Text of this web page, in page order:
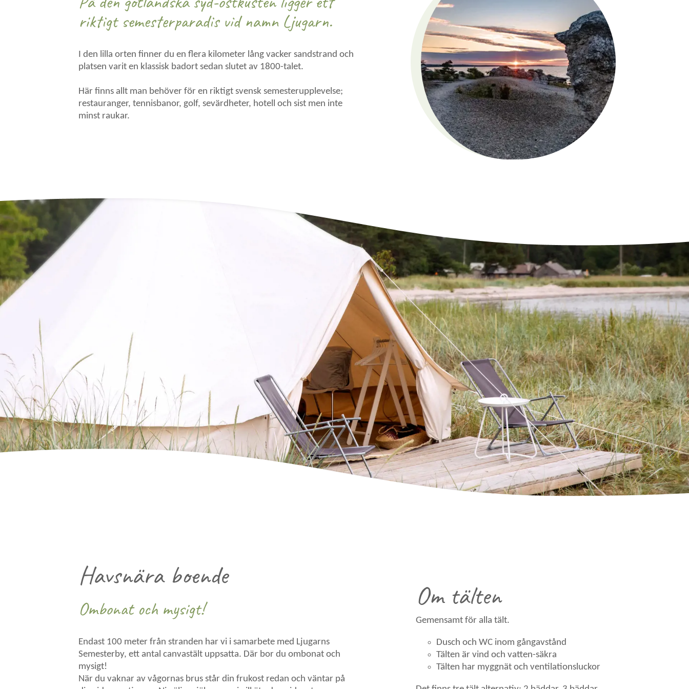
riktigt semesterparadis vid namn Ljugarn.
I den lilla orten finner du en flera kilometer lång vacker sandstrand och
platsen varit en klassisk badort sedan slutet av 1800-talet.
Här finns allt man behöver för en riktigt svensk semesterupplevelse;
restauranger, tennisbanor, golf, sevärdheter, hotell och sist men inte
minst raukar.
Havsnära boende
Ombonat och mysigt!
Endast 100 meter från stranden har vi i samarbete med Ljugarns
Semesterby, ett antal canvastält uppsatta. Där bor du ombonat och
mysigt!
När du vaknar av vågornas brus står din frukost redan och väntar på
Om tälten
Gemensamt för alla tält.
Dusch och WC inom gångavstånd
Tälten är vind och vatten-säkra
Tälten har myggnät och ventilationsluckor